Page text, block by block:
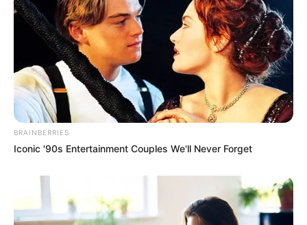
Most People Don't Know That These 8 Celebrities
Are Muslim
BRAINBERRIES
Iconic '90s Entertainment Couples We'll Never Forget